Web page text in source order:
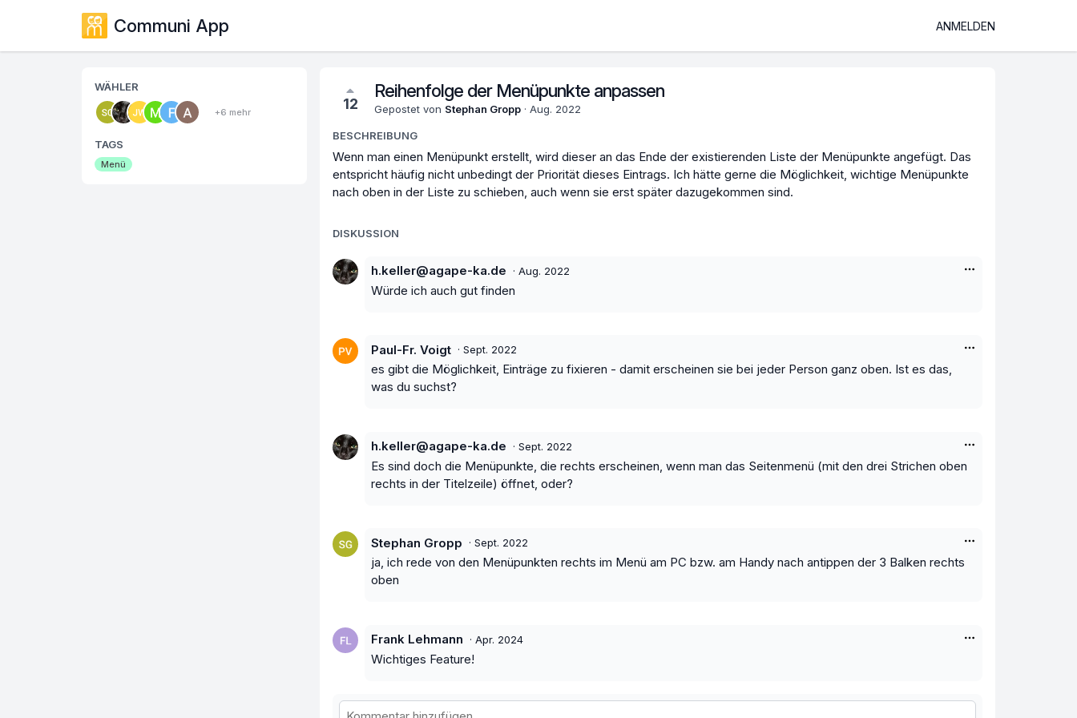
Communi App ANMELDEN
12
Reihenfolge der Menüpunkte anpassen
Gepostet von Stephan Gropp · Aug. 2022
BESCHREIBUNG
Wenn man einen Menüpunkt erstellt, wird dieser an das Ende der existierenden Liste der Menüpunkte angefügt. Das
entspricht häufig nicht unbedingt der Priorität dieses Eintrags. Ich hätte gerne die Möglichkeit, wichtige Menüpunkte
nach oben in der Liste zu schieben, auch wenn sie erst später dazugekommen sind.
DISKUSSION
h.keller@agape-ka.de · Aug. 2022
Würde ich auch gut finden
Paul-Fr. Voigt · Sept. 2022
es gibt die Möglichkeit, Einträge zu fixieren - damit erscheinen sie bei jeder Person ganz oben. Ist es das,
was du suchst?
h.keller@agape-ka.de · Sept. 2022
Es sind doch die Menüpunkte, die rechts erscheinen, wenn man das Seitenmenü (mit den drei Strichen oben
rechts in der Titelzeile) öffnet, oder?
Stephan Gropp · Sept. 2022
ja, ich rede von den Menüpunkten rechts im Menü am PC bzw. am Handy nach antippen der 3 Balken rechts
oben
Frank Lehmann · Apr. 2024
Wichtiges Feature!
WÄHLER
+6 mehr
TAGS
Menü